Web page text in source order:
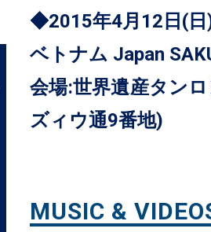
◆2015年4月12日(日
ベトナム Japan
会場:世界遺産タン
ズィウ通9番地)
MUSIC &